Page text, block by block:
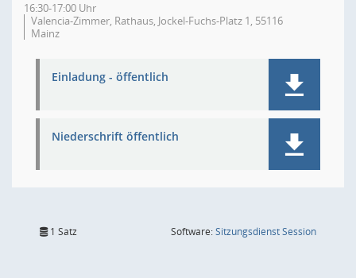
16:30-17:00 Uhr
Valencia-Zimmer, Rathaus, Jockel-Fuchs-Platz 1, 55116
Mainz
Einladung - öffentlich
Niederschrift öffentlich
1 Satz Software:SitzungsdienstSession(Wird in